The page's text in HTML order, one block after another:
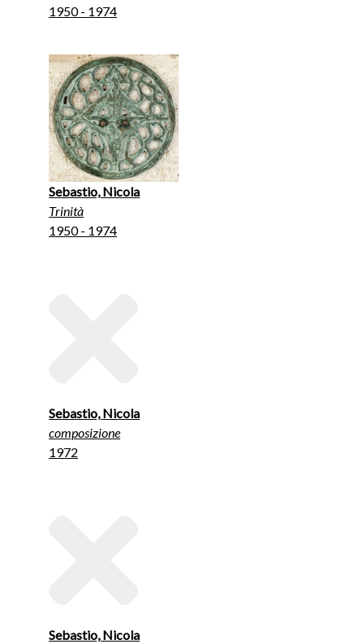
1950 - 1974
Sebastio, Nicola
Trinità
1950 - 1974
Sebastio, Nicola
composizione
1972
Sebastio, Nicola